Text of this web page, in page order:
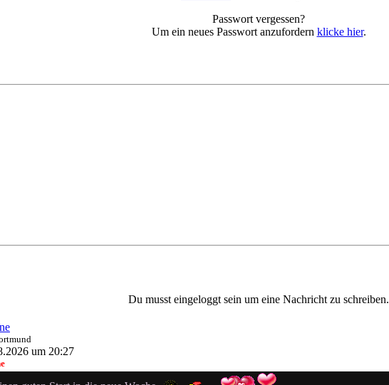
Passwort vergessen?
Um ein neues Passwort anzufordern klicke hier.
Du musst eingeloggt sein um eine Nachricht zu schreiben.
um 20:27